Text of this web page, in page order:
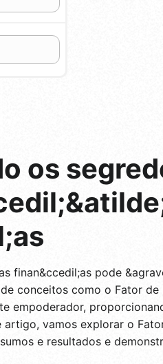
os
finan&ccedil;as pode
conceitos como o Fator
empoderador,
vamos explorar o
e resultados e